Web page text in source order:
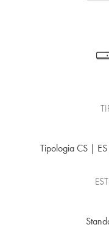
Tipologia CS |